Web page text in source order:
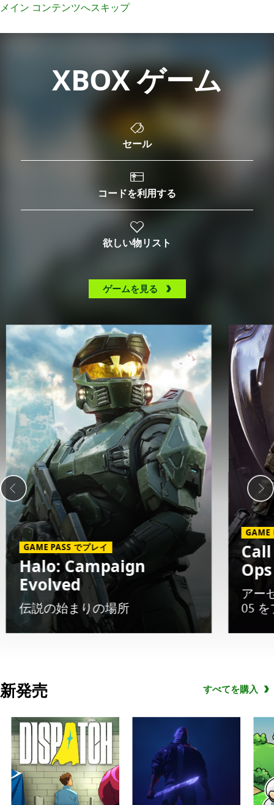
メイン コンテンツへスキップ
XBOX ゲーム
セール
コードを利用する
欲しい物リスト
ゲームを見る
GAME PASS でプレイ
Halo: Campaign
Evolved
伝説の始まりの場所
GAME
アー
05
1
of
GAME
PASS
新発売 すべてを購入